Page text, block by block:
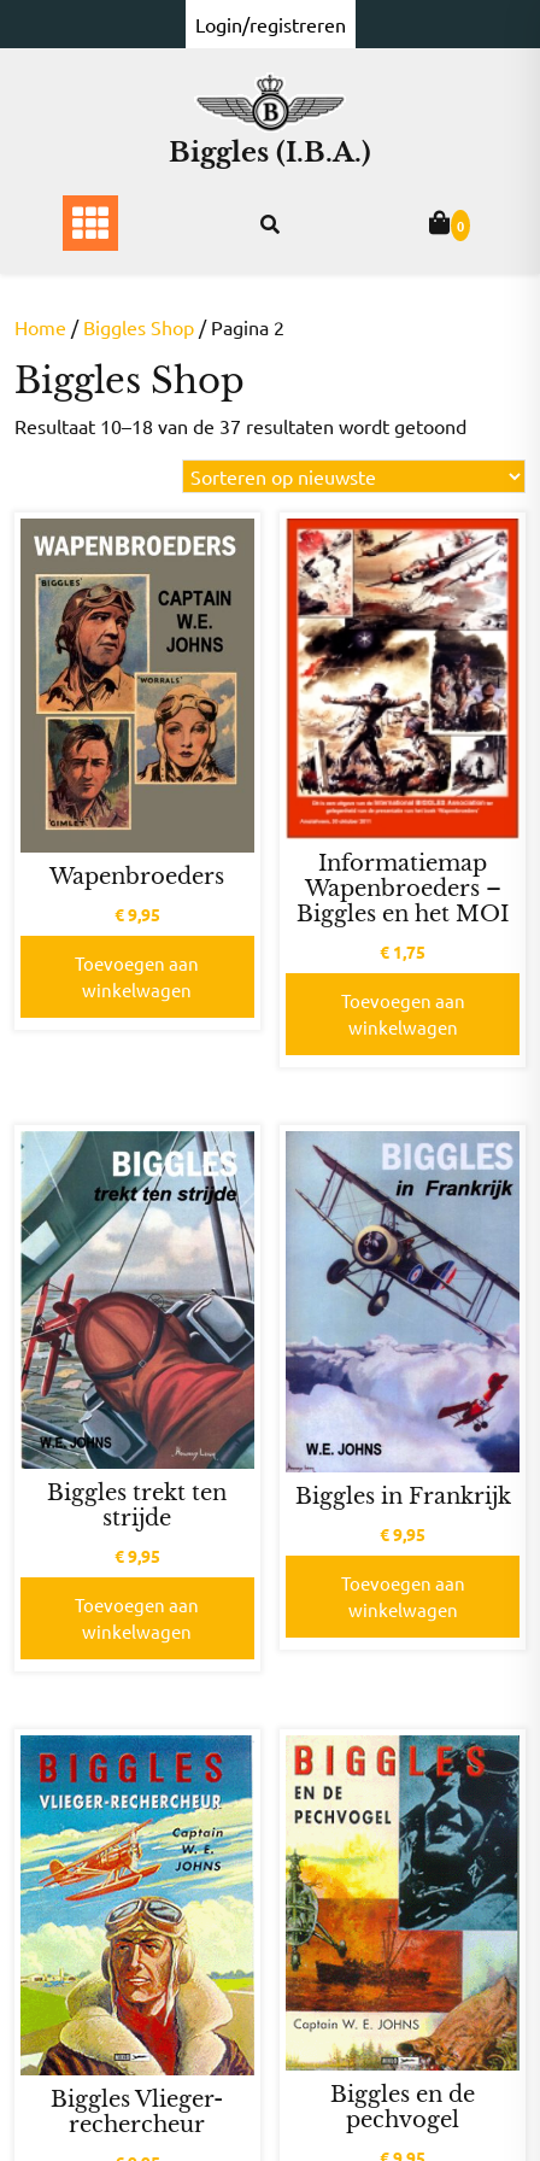
naar
Login/registreren
Biggles (I.B.A.)
0
Home / Biggles Shop / Pagina 2
Biggles Shop
Resultaat 10–18 van de 37 resultaten wordt getoond
op
Wapenbroeders
€9,95
Toevoegen aan
winkelwagen
Informatiemap
Wapenbroeders –
Biggles en het MOI
€ 1,75
Toevoegen aan
winkelwagen
Biggles trekt ten
strijde
€9,95
Toevoegen aan
winkelwagen
Biggles in Frankrijk
€9,95
Toevoegen aan
winkelwagen
Biggles Vlieger-
rechercheur
Biggles en de
pechvogel